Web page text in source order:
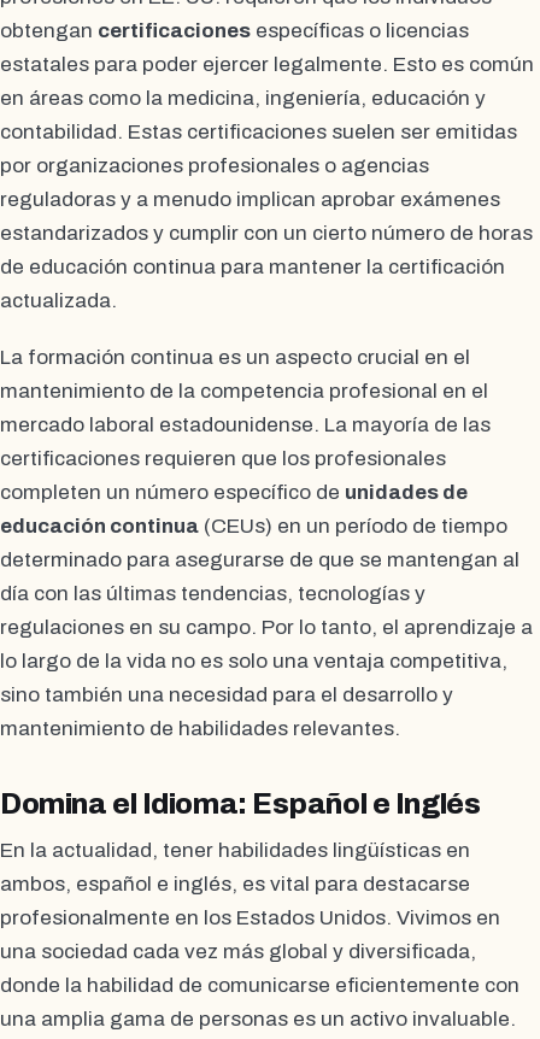
obtengan certificaciones específicas o licencias
estatales para poder ejercer legalmente. Esto es común
en áreas como la medicina, ingeniería, educación y
contabilidad. Estas certificaciones suelen ser emitidas
por organizaciones profesionales o agencias
reguladoras y a menudo implican aprobar exámenes
estandarizados y cumplir con un cierto número de horas
de educación continua para mantener la certificación
actualizada.
La formación continua es un aspecto crucial en el
mantenimiento de la competencia profesional en el
mercado laboral estadounidense. La mayoría de las
certificaciones requieren que los profesionales
completen un número específico de unidades de
educación continua (CEUs) en un período de tiempo
determinado para asegurarse de que se mantengan al
día con las últimas tendencias, tecnologías y
regulaciones en su campo. Por lo tanto, el aprendizaje a
lo largo de la vida no es solo una ventaja competitiva,
sino también una necesidad para el desarrollo y
mantenimiento de habilidades relevantes.
Domina el Idioma: Español e Inglés
En la actualidad, tener habilidades lingüísticas en
ambos, español e inglés, es vital para destacarse
profesionalmente en los Estados Unidos. Vivimos en
una sociedad cada vez más global y diversificada,
donde la habilidad de comunicarse eficientemente con
una amplia gama de personas es un activo invaluable.